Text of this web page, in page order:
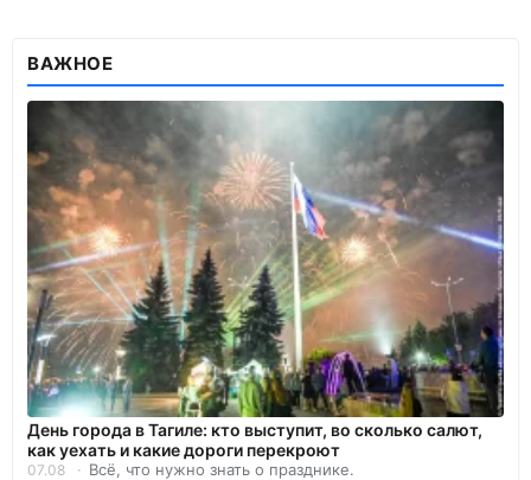
ВАЖНОЕ
День города в Тагиле: кто выступит, во сколько салют,
как уехать и какие дороги перекроют
07.08 Всё, что нужно знать о празднике.